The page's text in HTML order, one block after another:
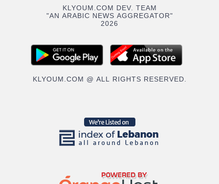
KLYOUM.COM DEV. TEAM
"AN ARABIC NEWS AGGREGATOR"
2026
KLYOUM.COM @ ALL RIGHTS RESERVED.